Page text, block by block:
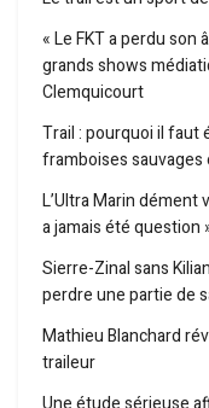
« Le FKT a perdu son
grands shows
Clemquicourt
Trail : pourquoi il faut
framboises
L’Ultra Marin dément
a jamais été question
Sierre-Zinal sans
perdre une partie de
Mathieu Blanchard
traileur